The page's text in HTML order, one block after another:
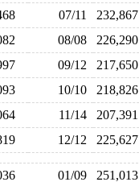
07/11
08/08
09/12
10/10
11/14
12/12
01/09